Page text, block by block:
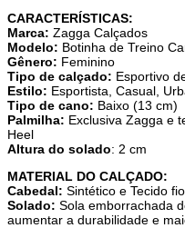
CARACTERÍSTICAS:
Marca: Zagga Calçados
Modelo: Botinha de Treino
Gênero: Feminino
Tipo de calçado: Esportivo
Estilo: Esportista, Casual,
Tipo de cano: Baixo (13 cm)
Palmilha: Exclusiva Zagga e
Heel
Altura do solado: 2 cm
MATERIAL DO CALÇADO:
Cabedal: Sintético e Tecido
Solado: Sola emborrachada
aumentar a durabilidade e